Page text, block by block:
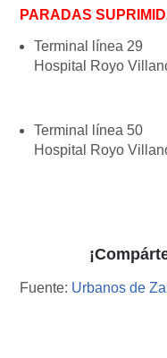
PARADAS
Terminal línea 29
Hospital Royo
Terminal línea 50
Hospital Royo
Fuente: Urbanos de